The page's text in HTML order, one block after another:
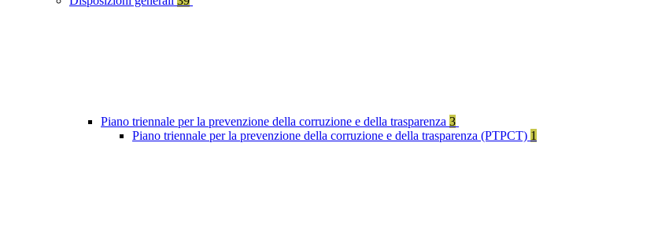
Piano triennale per la prevenzione della corruzione e della trasparenza 3
Piano triennale per la prevenzione della corruzione e della trasparenza (PTPCT) 1